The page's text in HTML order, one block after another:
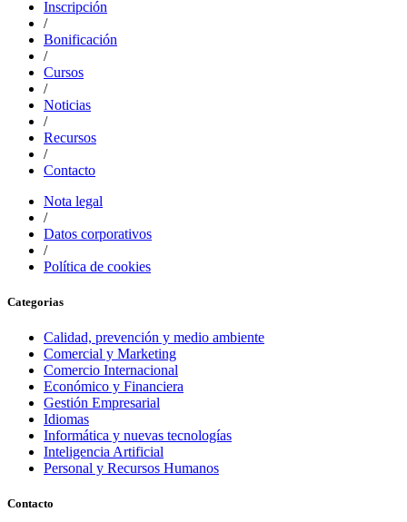
Inscripción
/
Bonificación
/
Cursos
/
Noticias
/
Recursos
/
Contacto
Nota legal
/
Datos corporativos
/
Política de cookies
Categorias
Calidad, prevención y medio ambiente
Comercial y Marketing
Comercio Internacional
Económico y Financiera
Gestión Empresarial
Idiomas
Informática y nuevas tecnologías
Inteligencia Artificial
Personal y Recursos Humanos
Contacto